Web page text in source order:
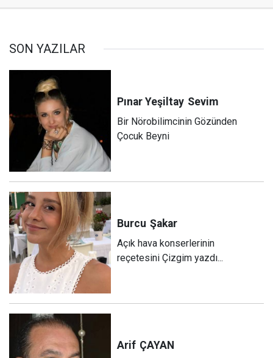
SON YAZILAR
Pınar Yeşiltay Sevim
Bir Nörobilimcinin Gözünden
Çocuk Beyni
Burcu Şakar
Açık hava konserlerinin
reçetesini Çizgim yazdı...
Arif ÇAYAN